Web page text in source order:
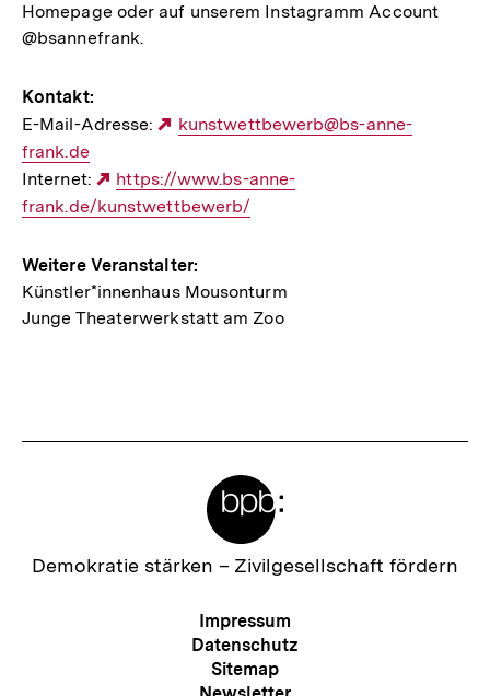
Homepage oder auf unserem Instagramm Account
@bsannefrank.
Kontakt:
E-Mail-Adresse:
Externer
kunstwettbewerb@bs-anne-
frank.de
Internet:
Externer
Link:
https://www.bs-anne-
frank.de/kunstwettbewerb/
Weitere Veranstalter:
Künstler*innenhaus Mousonturm
Junge Theaterwerkstatt am Zoo
Zur
Demokratie stärken – Zivilgesellschaft fördern
Meta-
Navigation
Impressum
Datenschutz
Sitemap